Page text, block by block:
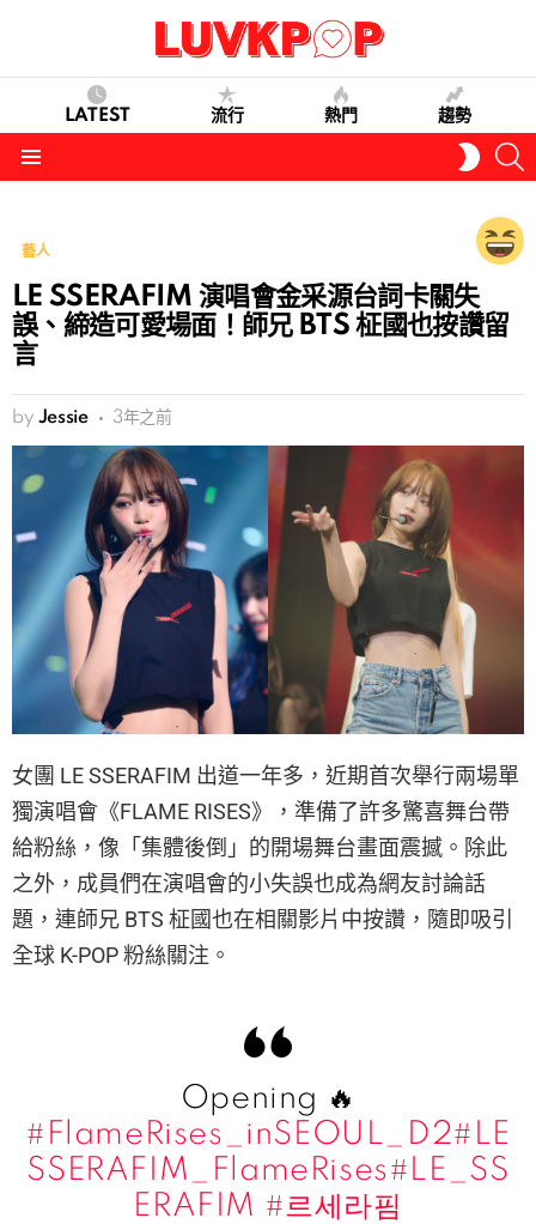
LATEST 流行 熱門 趨勢
SKIN
藝人
LE SSERAFIM 演唱會金采源台詞卡關失
誤、締造可愛場面！師兄 BTS 柾國也按讚留
言
by Jessie 3年之前
女團 LE SSERAFIM 出道一年多，近期首次舉行兩場單
獨演唱會《FLAME RISES》，準備了許多驚喜舞台帶
給粉絲，像「集體後倒」的開場舞台畫面震撼。除此
之外，成員們在演唱會的小失誤也成為網友討論話
題，連師兄 BTS 柾國也在相關影片中按讚，隨即吸引
全球 K-POP 粉絲關注。
Opening 🔥
#FlameRises_inSEOUL_D2#LE
SSERAFIM_FlameRises#LE_SS
ERAFIM #르세라핌